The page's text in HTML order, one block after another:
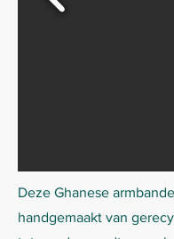
Deze Ghanese
handgemaakt van